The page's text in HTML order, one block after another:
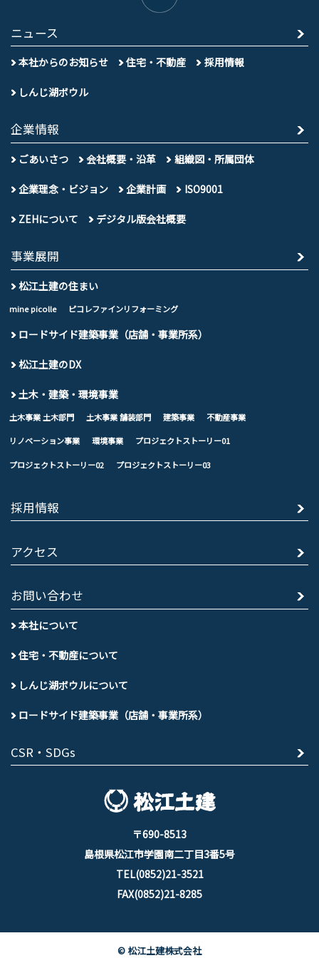
ニュース
本社からのお知らせ 住宅・不動産 採用情報
しんじ湖ボウル
企業情報
ごあいさつ 会社概要・沿革 組織図・所属団体
企業理念・ビジョン 企業計画 ISO9001
ZEHについて デジタル版会社概要
事業展開
松江土建の住まい
mine picolle ピコレファインリフォーミング
ロードサイド建築事業（店舗・事業所系）
松江土建のDX
土木・建築・環境事業
土木事業 土木部門 土木事業 舗装部門 建築事業 不動産事業
リノベーション事業 環境事業 プロジェクトストーリー01
プロジェクトストーリー02 プロジェクトストーリー03
採用情報
アクセス
お問い合わせ
本社について
住宅・不動産について
しんじ湖ボウルについて
ロードサイド建築事業（店舗・事業所系）
CSR・SDGs
〒690-8513
島根県松江市学園南二丁目3番5号
TEL(0852)21-3521
FAX(0852)21-8285
© 松江土建株式会社